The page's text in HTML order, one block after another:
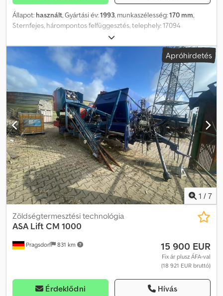
Állapot: használt, Gyártási év:1993, munkaszélesség:170 mm,
Sternfejes, hárompontos felfüggesztés, telephely: 17094
Pragsdorf Crjdpfx Aszn D Hnemajf
Apróhirdetés
1 / 7
Pragsdorf 831 km
Zöldségtermesztési technológia
ASA Lift CM 1000
15 900 EUR
Fix ár plusz ÁFA-val
(18 921 EUR bruttó)
Érdeklődni Hívás